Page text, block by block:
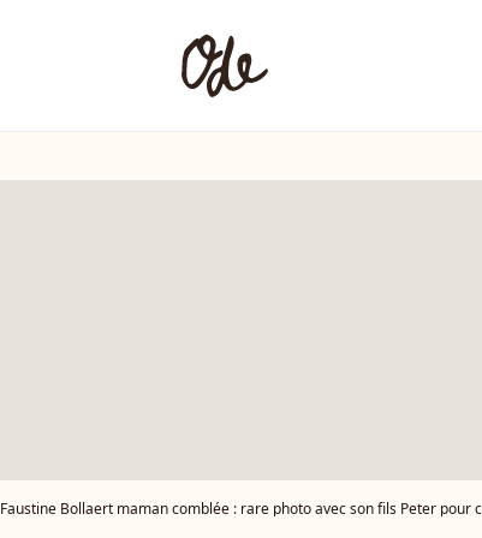
Faustine Bollaert maman comblée : rare photo avec son fils Peter pour